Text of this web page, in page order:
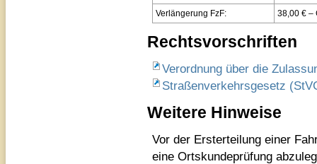
Verlängerung FzF:
Rechtsvorschriften
Verordnung über die
Straßenverkehrsgesetz
Weitere Hinweise
Vor der Ersterteilung einer
eine Ortskundeprüfung